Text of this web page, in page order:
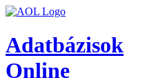
Adatbázisok
Online